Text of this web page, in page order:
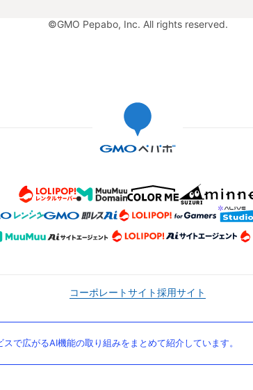
©GMO Pepabo, Inc. All rights reserved.
コーポレートサイト採用サイト
で広がるAI機能の取り組みをまとめて紹介しています。